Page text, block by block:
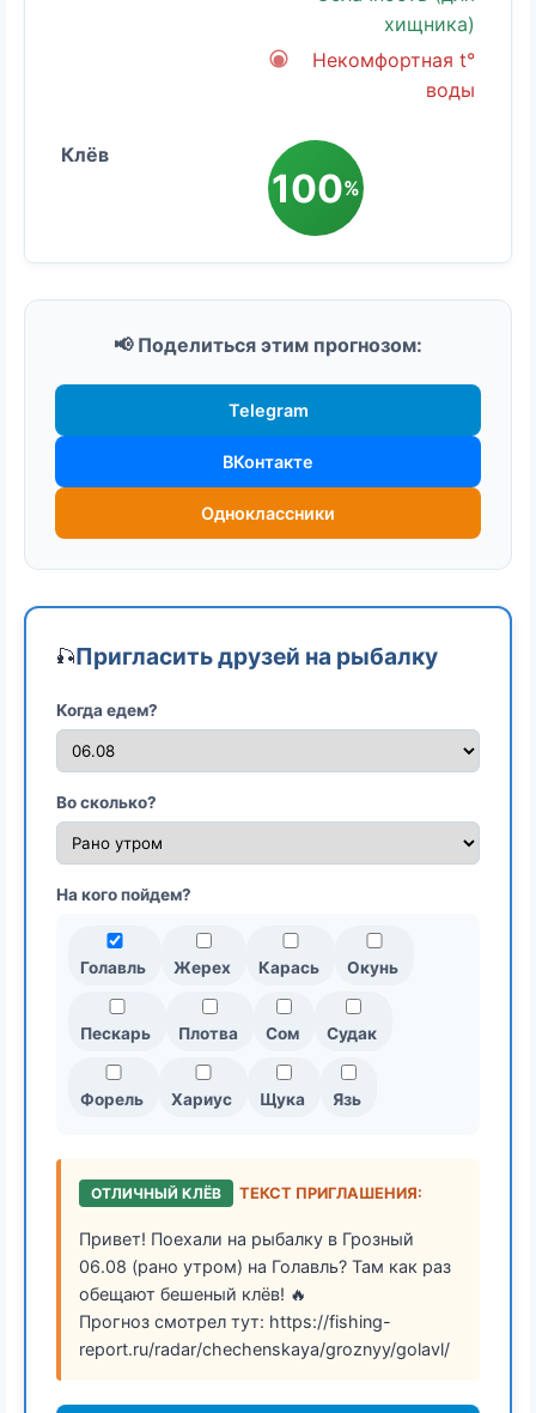
хищника)
Некомфортная t°
воды
100%
📢 Поделиться этим прогнозом:
Telegram
ВКонтакте
Одноклассники
🎣Пригласить друзей на рыбалку
Когда едем?
Во сколько?
На кого пойдем?
Голавль Жерех Карась Окунь
Пескарь Плотва Сом Судак
Форель Хариус Щука Язь
ОТЛИЧНЫЙ КЛЁВ ТЕКСТ ПРИГЛАШЕНИЯ:
Привет! Поехали на рыбалку в Грозный
06.08 (рано утром) на Голавль? Там как раз
обещают бешеный клёв! 🔥
Прогноз смотрел тут: https://fishing-
report.ru/radar/chechenskaya/groznyy/golavl/